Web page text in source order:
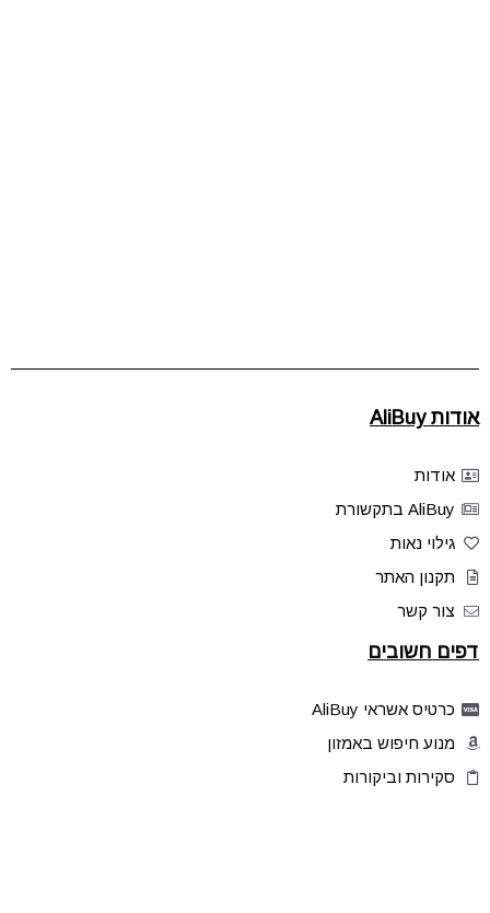
אודות AliBuy
אודות
AliBuy בתקשורת
גילוי נאות
תקנון האתר
צור קשר
דפים חשובים
כרטיס אשראי AliBuy
מנוע חיפוש באמזון
סקירות וביקורות